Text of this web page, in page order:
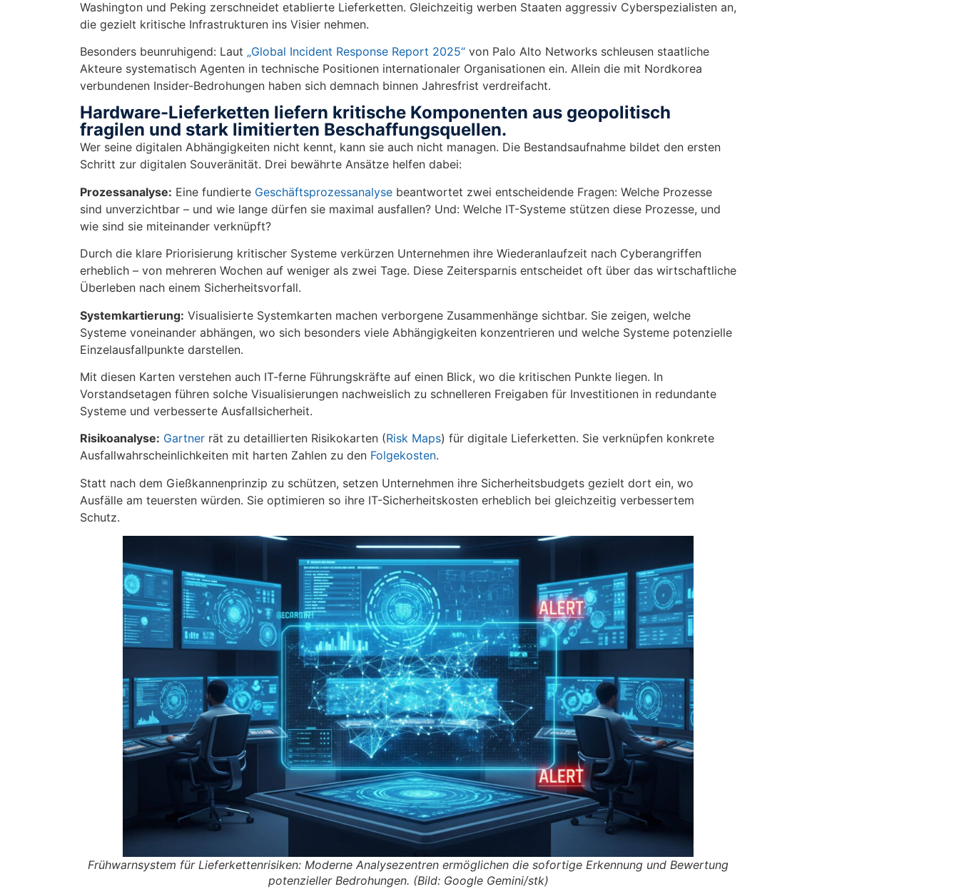
Washington und Peking zerschneidet etablierte Lieferketten. Gleichzeitig werben Staaten aggressiv Cyberspezialisten an,
die gezielt kritische Infrastrukturen ins Visier nehmen.
Besonders beunruhigend: Laut „Global Incident Response Report 2025“ von Palo Alto Networks schleusen staatliche
Akteure systematisch Agenten in technische Positionen internationaler Organisationen ein. Allein die mit Nordkorea
verbundenen Insider-Bedrohungen haben sich demnach binnen Jahresfrist verdreifacht.
Hardware-Lieferketten liefern kritische Komponenten aus geopolitisch
fragilen und stark limitierten Beschaffungsquellen.
Wer seine digitalen Abhängigkeiten nicht kennt, kann sie auch nicht managen. Die Bestandsaufnahme bildet den ersten
Schritt zur digitalen Souveränität. Drei bewährte Ansätze helfen dabei:
Prozessanalyse: Eine fundierte Geschäftsprozessanalyse beantwortet zwei entscheidende Fragen: Welche Prozesse
sind unverzichtbar – und wie lange dürfen sie maximal ausfallen? Und: Welche IT-Systeme stützen diese Prozesse, und
wie sind sie miteinander verknüpft?
Durch die klare Priorisierung kritischer Systeme verkürzen Unternehmen ihre Wiederanlaufzeit nach Cyberangriffen
erheblich – von mehreren Wochen auf weniger als zwei Tage. Diese Zeitersparnis entscheidet oft über das wirtschaftliche
Überleben nach einem Sicherheitsvorfall.
Systemkartierung: Visualisierte Systemkarten machen verborgene Zusammenhänge sichtbar. Sie zeigen, welche
Systeme voneinander abhängen, wo sich besonders viele Abhängigkeiten konzentrieren und welche Systeme potenzielle
Einzelausfallpunkte darstellen.
Mit diesen Karten verstehen auch IT-ferne Führungskräfte auf einen Blick, wo die kritischen Punkte liegen. In
Vorstandsetagen führen solche Visualisierungen nachweislich zu schnelleren Freigaben für Investitionen in redundante
Systeme und verbesserte Ausfallsicherheit.
Risikoanalyse: Gartner rät zu detaillierten Risikokarten (Risk Maps) für digitale Lieferketten. Sie verknüpfen konkrete
Ausfallwahrscheinlichkeiten mit harten Zahlen zu den Folgekosten.
Statt nach dem Gießkannenprinzip zu schützen, setzen Unternehmen ihre Sicherheitsbudgets gezielt dort ein, wo
Ausfälle am teuersten würden. Sie optimieren so ihre IT-Sicherheitskosten erheblich bei gleichzeitig verbessertem
Schutz.
Frühwarnsystem für Lieferkettenrisiken: Moderne Analysezentren ermöglichen die sofortige Erkennung und Bewertung
potenzieller Bedrohungen. (Bild: Google Gemini/stk)